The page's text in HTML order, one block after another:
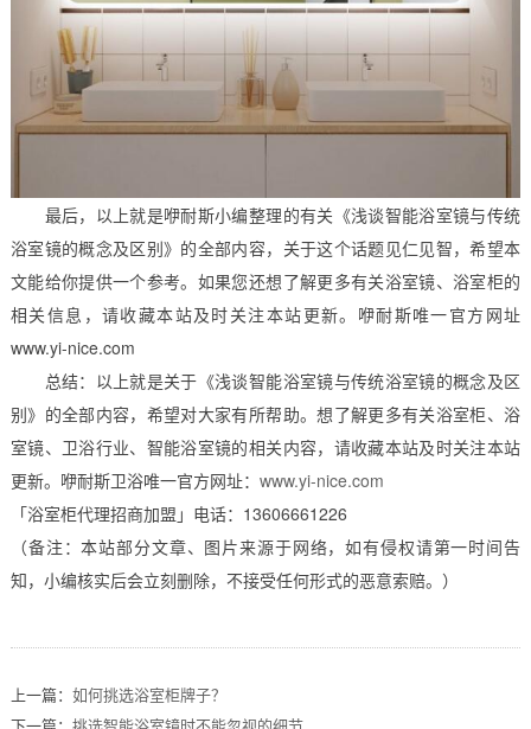
最后，以上就是咿耐斯小编整理的有关《浅谈智能浴室镜与传统
浴室镜的概念及区别》的全部内容，关于这个话题见仁见智，希望本
文能给你提供一个参考。如果您还想了解更多有关浴室镜、浴室柜的
相关信息，请收藏本站及时关注本站更新。咿耐斯唯一官方网址
www.yi-nice.com
总结：以上就是关于《浅谈智能浴室镜与传统浴室镜的概念及区
别》的全部内容，希望对大家有所帮助。想了解更多有关浴室柜、浴
室镜、卫浴行业、智能浴室镜的相关内容，请收藏本站及时关注本站
更新。咿耐斯卫浴唯一官方网址： www.yi-nice.com
「浴室柜代理招商加盟」电话：13606661226
（备注：本站部分文章、图片来源于网络，如有侵权请第一时间告
知，小编核实后会立刻删除，不接受任何形式的恶意索赔。）
上一篇： 如何挑选浴室柜牌子？
下一篇： 挑选智能浴室镜时不能忽视的细节